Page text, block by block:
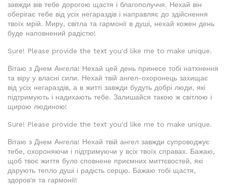
завжди вів тебе дорогою щастя і благополуччя. Нехай він
оберігає тебе від усіх негараздів і направляє до здійснення
твоїх мрій. Миру, світла та гармонії в душі, нехай кожен день
буде наповнений радістю!
Sure! Please provide the text you'd like me to make unique.
Вітаю з Днем Ангела! Нехай цей день принесе тобі натхнення
та віру у власні сили. Нехай твій ангел-охоронець захищає
від усіх негараздів, а в житті завжди будуть добрі люди, які
підтримують і надихають тебе. Залишайся такою ж світлою і
щирою людиною!
Sure! Please provide the text you'd like me to make unique.
Вітаю з Днем Ангела! Нехай твій ангел завжди супроводжує
тебе, охороняючи і підтримуючи у всіх твоїх справах. Бажаю,
щоб твоє життя було сповнене приємних миттєвостей, які
дарують тепло душі і радість серцю. Бажаю тобі щастя,
здоров'я та гармонії!